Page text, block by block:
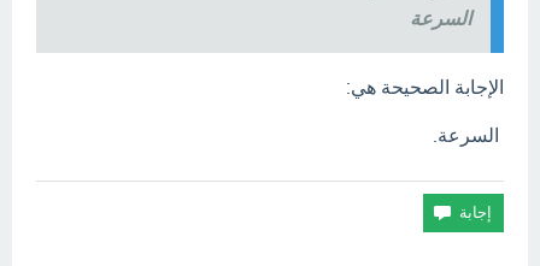
السرعة
الإجابة الصحيحة هي:
السرعة.